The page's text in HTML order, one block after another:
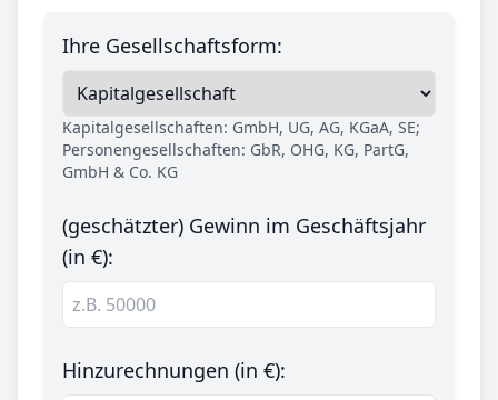
Ihre Gesellschaftsform:
Kapitalgesellschaften: GmbH, UG, AG, KGaA, SE;
Personengesellschaften: GbR, OHG, KG, PartG,
GmbH & Co. KG
(geschätzter) Gewinn im Geschäftsjahr
(in €):
Hinzurechnungen (in €):